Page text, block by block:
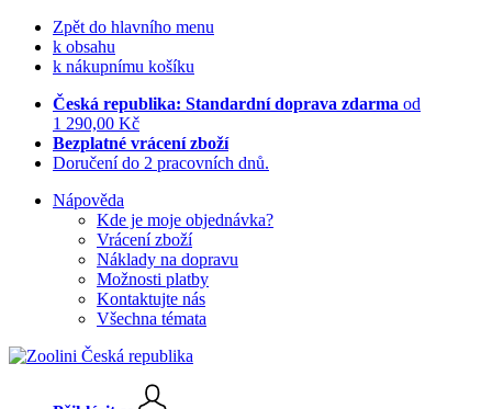
Zpět do hlavního menu
k obsahu
k nákupnímu košíku
Česká republika: Standardní doprava zdarma od
1 290,00 Kč
Bezplatné vrácení zboží
Doručení do 2 pracovních dnů.
Nápověda
Kde je moje objednávka?
Vrácení zboží
Náklady na dopravu
Možnosti platby
Kontaktujte nás
Všechna témata